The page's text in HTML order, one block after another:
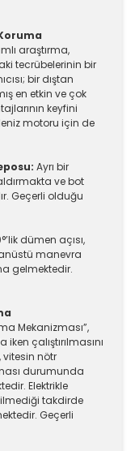
araştırma,
tecrübelerinin bir
bir dıştan
en etkin ve çok
keyfini
motoru için de
Ayrı bir
ve bot
Geçerli olduğu
dümen açısı,
manevra
gelmektedir.
Mekanizması”,
çalıştırılmasını
vitesin nötr
durumunda
Elektrikle
takdirde
Geçerli